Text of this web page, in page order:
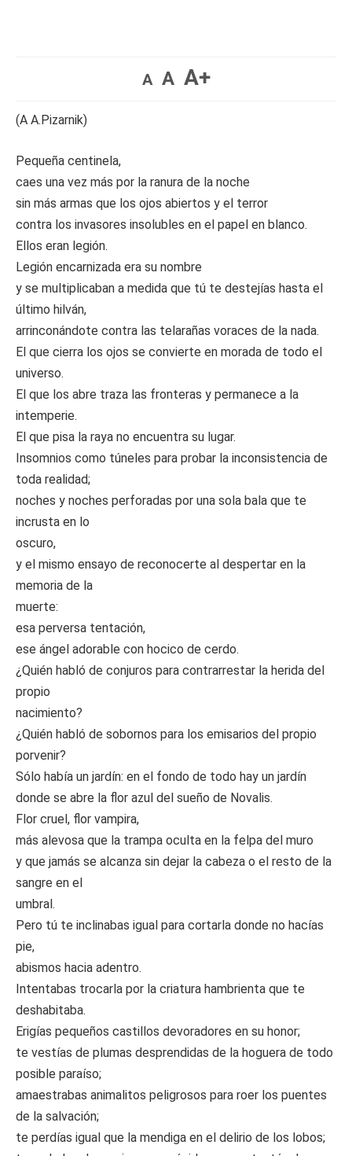
A A A+
(A A.Pizarnik)
Pequeña centinela,
caes una vez más por la ranura de la noche
sin más armas que los ojos abiertos y el terror
contra los invasores insolubles en el papel en blanco.
Ellos eran legión.
Legión encarnizada era su nombre
y se multiplicaban a medida que tú te destejías hasta el
último hilván,
arrinconándote contra las telarañas voraces de la nada.
El que cierra los ojos se convierte en morada de todo el
universo.
El que los abre traza las fronteras y permanece a la
intemperie.
El que pisa la raya no encuentra su lugar.
Insomnios como túneles para probar la inconsistencia de
toda realidad;
noches y noches perforadas por una sola bala que te
incrusta en lo
oscuro,
y el mismo ensayo de reconocerte al despertar en la
memoria de la
muerte:
esa perversa tentación,
ese ángel adorable con hocico de cerdo.
¿Quién habló de conjuros para contrarrestar la herida del
propio
nacimiento?
¿Quién habló de sobornos para los emisarios del propio
porvenir?
Sólo había un jardín: en el fondo de todo hay un jardín
donde se abre la flor azul del sueño de Novalis.
Flor cruel, flor vampira,
más alevosa que la trampa oculta en la felpa del muro
y que jamás se alcanza sin dejar la cabeza o el resto de la
sangre en el
umbral.
Pero tú te inclinabas igual para cortarla donde no hacías
pie,
abismos hacia adentro.
Intentabas trocarla por la criatura hambrienta que te
deshabitaba.
Erigías pequeños castillos devoradores en su honor;
te vestías de plumas desprendidas de la hoguera de todo
posible paraíso;
amaestrabas animalitos peligrosos para roer los puentes
de la salvación;
te perdías igual que la mendiga en el delirio de los lobos;